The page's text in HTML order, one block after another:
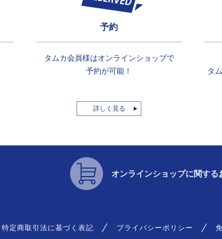
予約
タムカ会員様はオンラインショップで
予約が可能！
詳しく見る
タ
オンラインショップに関する
特定商取引法に基づく表記 プライバシーポリシー